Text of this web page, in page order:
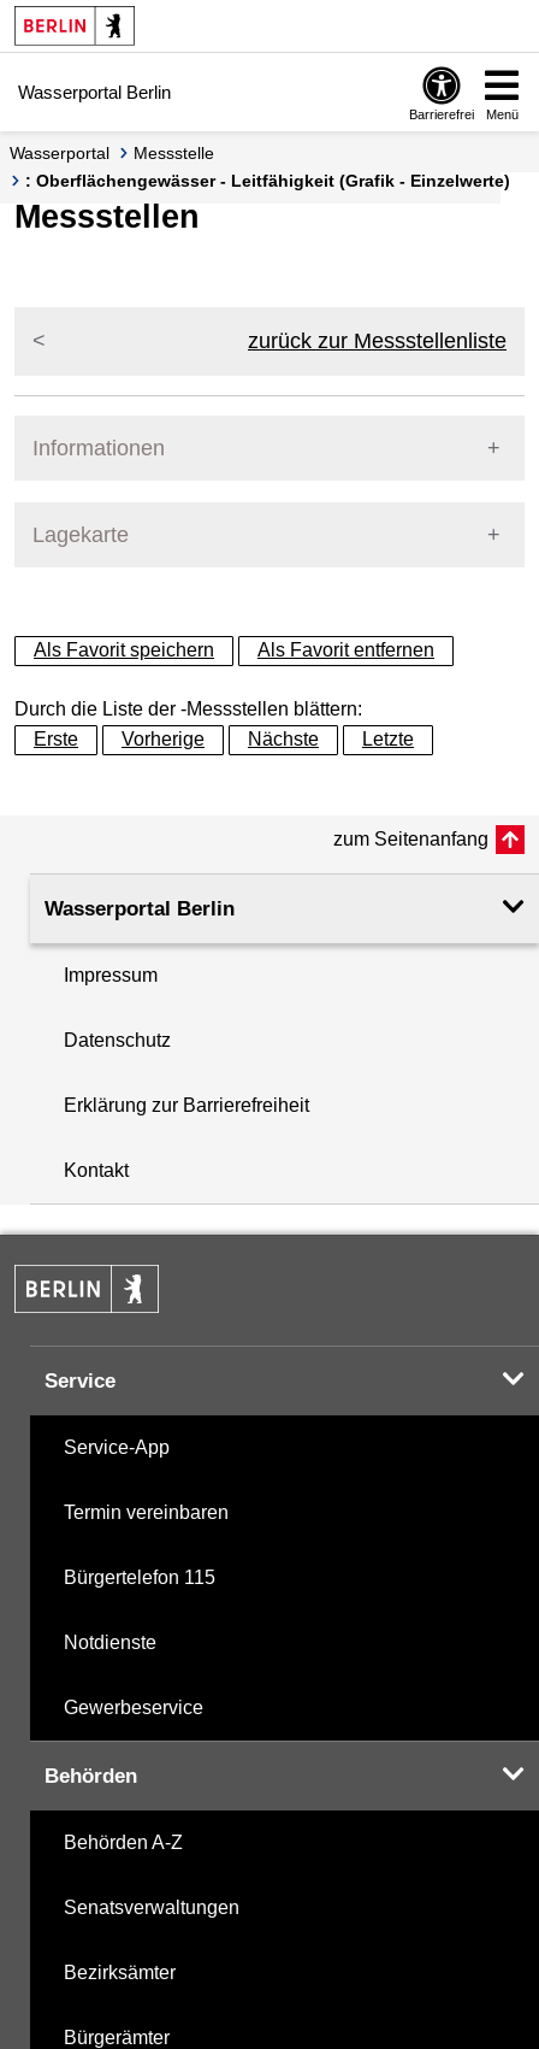
Springe zur Navigation
Springe zum Inhalt
Wasserportal Berlin
Barrierefrei Menü
Wasserportal
Messstelle
: Oberflächengewässer - Leitfähigkeit (Grafik - Einzelwerte)
Messstellen
zurück zur Messstellenliste
Informationen
Lagekarte
+
−
+
−
Als Favorit speichern Als Favorit entfernen
Durch die Liste der -Messstellen blättern:
Erste
Vorherige Nächste Letzte
zum Seitenanfang
Wasserportal Berlin
Impressum
Datenschutz
Erklärung zur Barrierefreiheit
Kontakt
Service
Service-App
Termin vereinbaren
Bürgertelefon 115
Notdienste
Gewerbeservice
Behörden
Behörden A-Z
Senatsverwaltungen
Bezirksämter
Bürgerämter